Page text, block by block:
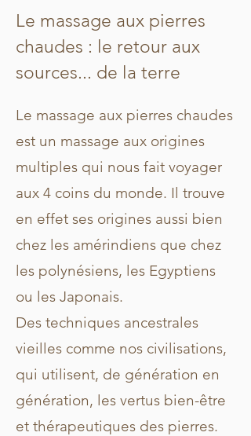
Le massage aux pierres
chaudes : le retour aux
sources... de la terre
Le massage aux pierres chaudes
est un massage aux origines
multiples qui nous fait voyager
aux 4 coins du monde. Il trouve
en effet ses origines aussi bien
chez les amérindiens que chez
les polynésiens, les Egyptiens
ou les Japonais.
Des techniques ancestrales
vieilles comme nos civilisations,
qui utilisent, de génération en
génération, les vertus bien-être
et thérapeutiques des pierres.